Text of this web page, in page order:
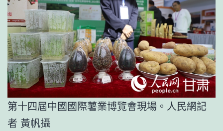
第十四屆中國國際薯業博覽會現場。人民網記
者 黃帆攝